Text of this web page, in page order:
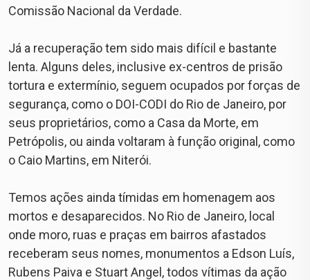
Comissão Nacional da Verdade.
Já a recuperação tem sido mais difícil e bastante
lenta. Alguns deles, inclusive ex-centros de prisão
tortura e extermínio, seguem ocupados por forças de
segurança, como o DOI-CODI do Rio de Janeiro, por
seus proprietários, como a Casa da Morte, em
Petrópolis, ou ainda voltaram à função original, como
o Caio Martins, em Niterói.
Temos ações ainda tímidas em homenagem aos
mortos e desaparecidos. No Rio de Janeiro, local
onde moro, ruas e praças em bairros afastados
receberam seus nomes, monumentos a Edson Luís,
Rubens Paiva e Stuart Angel, todos vítimas da ação